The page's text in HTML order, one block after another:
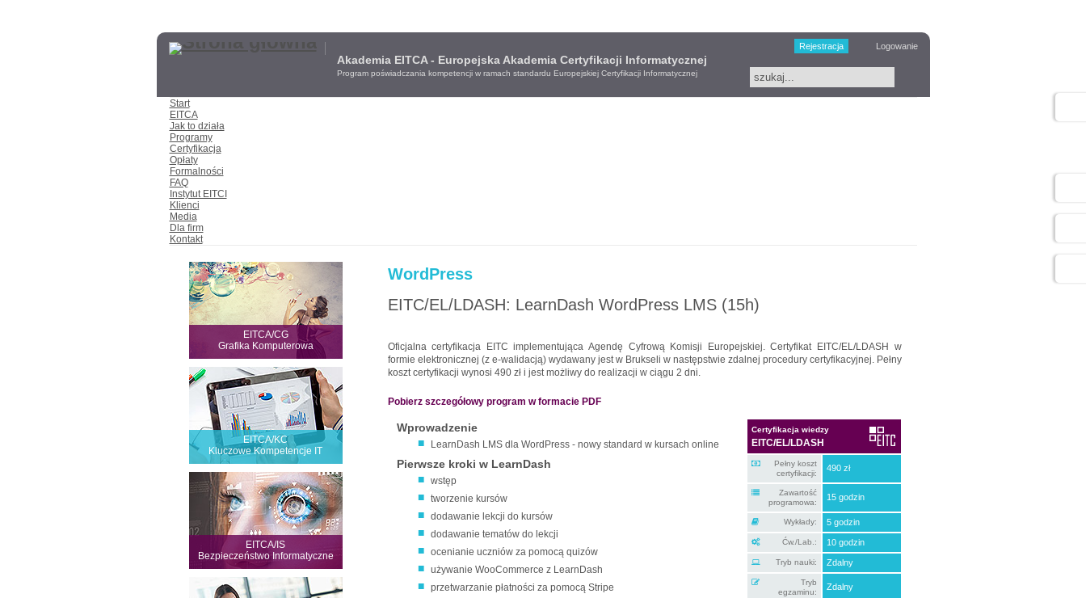
Akademia EITCA - Europejska Akademia Certyfikacji Informatycznej
Program poświadczania kompetencji w ramach standardu Europejskiej Certyfikacji Informatycznej
Rejestracja Logowanie
Start
EITCA
Jak to działa
Programy
Certyfikacja
Opłaty
Formalności
FAQ
Instytut EITCI
Klienci
Media
Dla firm
Kontakt
EITCA/CG
Grafika Komputerowa
Dowiedz się więcej!
EITCA/KC
Kluczowe Kompetencje IT
Dowiedz się więcej!
EITCA/IS
Bezpieczeństwo Informatyczne
WordPress
EITC/EL/LDASH: LearnDash WordPress LMS (15h)
Oficjalna certyfikacja EITC implementująca Agendę Cyfrową Komisji Europejskiej. Certyfikat EITC/EL/LDASH w
formie elektronicznej (z e-walidacją) wydawany jest w Brukseli w następstwie zdalnej procedury certyfikacyjnej. Pełny
koszt certyfikacji wynosi 490 zł i jest możliwy do realizacji w ciągu 2 dni.
Pobierz szczegółowy program w formacie PDF
Certyfikacja wiedzy
EITC/EL/LDASH
Pełny koszt
certyfikacji:
490 zł
Zawartość
programowa:
15 godzin
Wykłady: 5 godzin
Ćw./Lab.: 10 godzin
Tryb nauki: Zdalny
Tryb
egzaminu:
Zdalny
Wprowadzenie
LearnDash LMS dla WordPress - nowy standard w kursach online
Pierwsze kroki w LearnDash
wstęp
tworzenie kursów
dodawanie lekcji do kursów
dodawanie tematów do lekcji
ocenianie uczniów za pomocą quizów
używanie WooCommerce z LearnDash
przetwarzanie płatności za pomocą Stripe